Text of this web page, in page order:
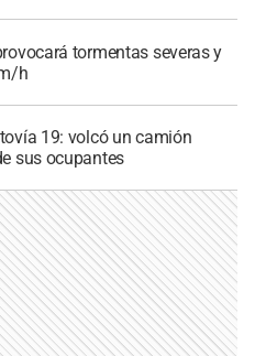
tormentas severas y
h
19: volcó un camión
sus ocupantes